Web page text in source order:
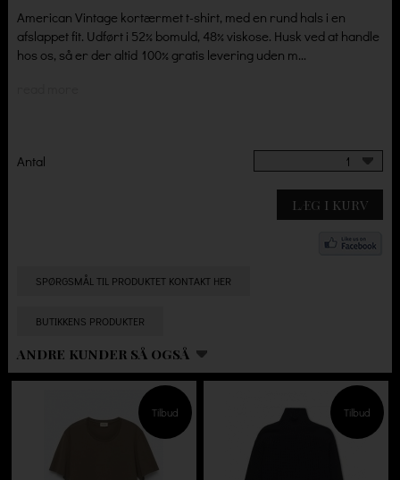
American Vintage kortærmet t-shirt, med en rund hals i en
afslappet fit. Udført i 52% bomuld, 48% viskose. Husk ved at handle
hos os, så er der altid 100% gratis levering uden m...
Antal 1
LÆG I KURV
SPØRGSMÅL TIL PRODUKTET KONTAKT HER
BUTIKKENS PRODUKTER
ANDRE KUNDER SÅ OGSÅ
Tilbud Tilbud